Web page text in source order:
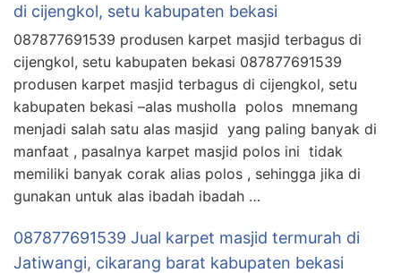
di cijengkol, setu kabupaten bekasi
087877691539 produsen karpet masjid terbagus di
cijengkol, setu kabupaten bekasi 087877691539
produsen karpet masjid terbagus di cijengkol, setu
kabupaten bekasi –alas musholla polos mnemang
menjadi salah satu alas masjid yang paling banyak di
manfaat , pasalnya karpet masjid polos ini tidak
memiliki banyak corak alias polos , sehingga jika di
gunakan untuk alas ibadah ibadah …
087877691539 Jual karpet masjid termurah di
Jatiwangi, cikarang barat kabupaten bekasi